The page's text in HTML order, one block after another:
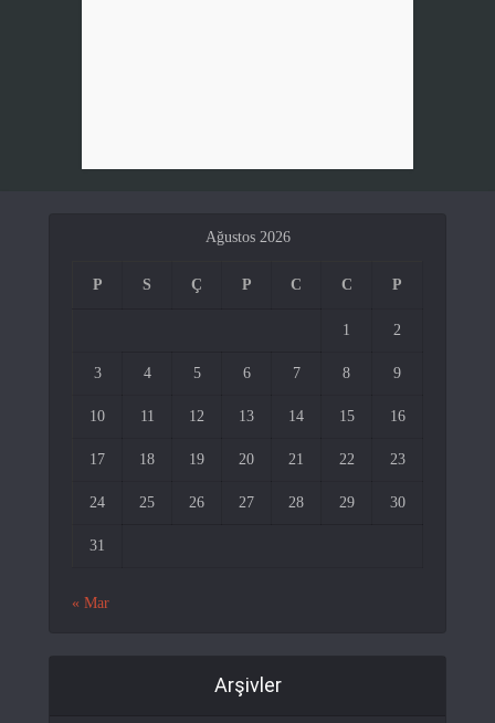
Ağustos 2026
P S Ç P C C P
1 2
3 4 5 6 7 8 9
10 11 12 13 14 15 16
17 18 19 20 21 22 23
24 25 26 27 28 29 30
31
« Mar
Arşivler